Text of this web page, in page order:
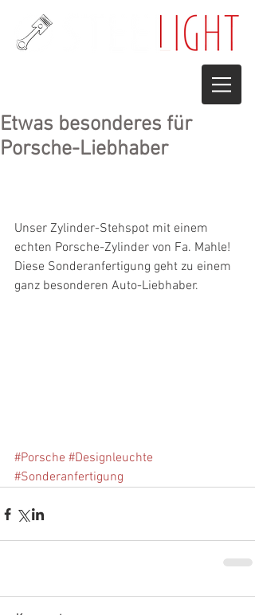
Etwas besonderes für
Porsche-Liebhaber
Unser Zylinder-Stehspot mit einem
echten Porsche-Zylinder von Fa. Mahle!
Diese Sonderanfertigung geht zu einem
ganz besonderen Auto-Liebhaber.
#Porsche #Designleuchte
#Sonderanfertigung